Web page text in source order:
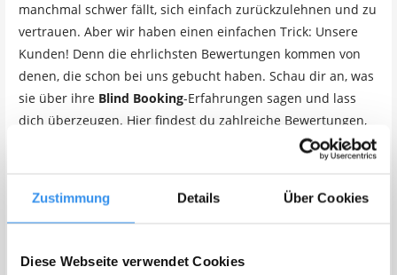
Zustimmung Details Über Cookies
Diese Webseite verwendet Cookies
manchmal schwer fällt, sich einfach zurückzulehnen und zu
vertrauen. Aber wir haben einen einfachen Trick: Unsere
Kunden! Denn die ehrlichsten Bewertungen kommen von
denen, die schon bei uns gebucht haben. Schau dir an, was
sie über ihre Blind Booking-Erfahrungen sagen und lass
dich überzeugen. Hier findest du zahlreiche Bewertungen,
die dir zeigen, wie zufrieden unsere Gäste mit den Hotels
und dem gesamten Blookery-Erlebnis sind. Wir tun alles
dafür, dir den besten Service und die besten Unterkünfte zu
bieten – und das wird auch in den Bewertungen unserer
vertrau darauf, dass wir dir einen unvergesslichen Trip in